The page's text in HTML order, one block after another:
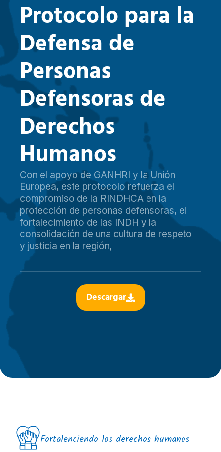
Protocolo para la
Defensa de
Personas
Defensorasde
Derechos
Humanos
Con el apoyo de GANHRI y la Unión
Europea, este protocolo refuerza el
compromiso de la RINDHCA en la
protección de personas defensoras, el
fortalecimiento de las INDH y la
consolidación de una cultura de respeto
y justicia en la región,
Descargar
Fortalenciendo los derechos humanos